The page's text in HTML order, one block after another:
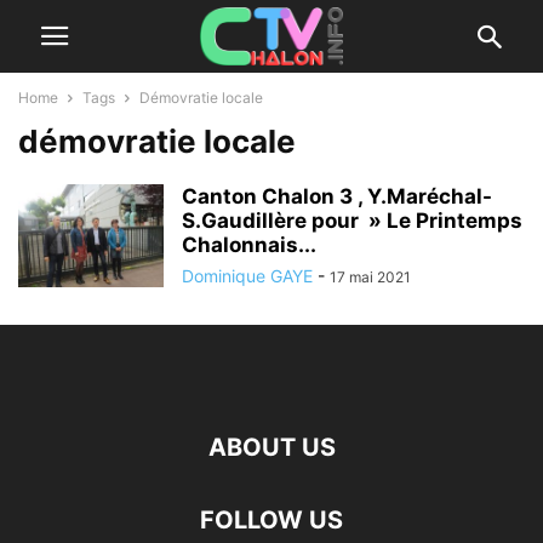
Home Tags Démovratie locale
démovratie locale
Canton Chalon 3 , Y.Maréchal-
S.Gaudillère pour » Le Printemps
Chalonnais...
Dominique GAYE - 17 mai 2021
ABOUT US
FOLLOW US